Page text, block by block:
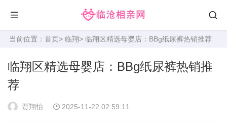
当前位置： 首页> 临翔> 临翔区精选母婴店：BBg纸尿裤热销推荐
临翔区精选母婴店：BBg纸尿裤热销推
荐
贾翔怡 2025-11-22 02:59:11